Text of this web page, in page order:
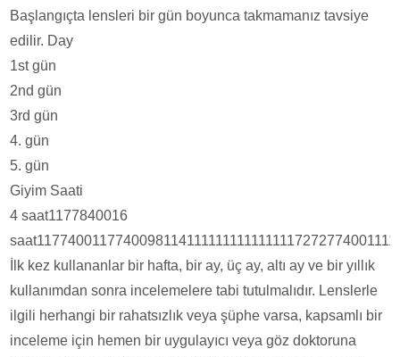
Başlangıçta lensleri bir gün boyunca takmamanız tavsiye
edilir. Day
1st gün
2nd gün
3rd gün
4. gün
5. gün
Giyim Saati
4 saat1177840016
İlk kez kullananlar bir hafta, bir ay, üç ay, altı ay ve bir yıllık
kullanımdan sonra incelemelere tabi tutulmalıdır. Lenslerle
ilgili herhangi bir rahatsızlık veya şüphe varsa, kapsamlı bir
inceleme için hemen bir uygulayıcı veya göz doktoruna